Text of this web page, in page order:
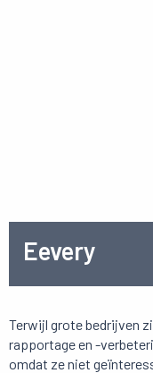
Eevery
Terwijl grote bedrijven
rapportage en -
omdat ze niet